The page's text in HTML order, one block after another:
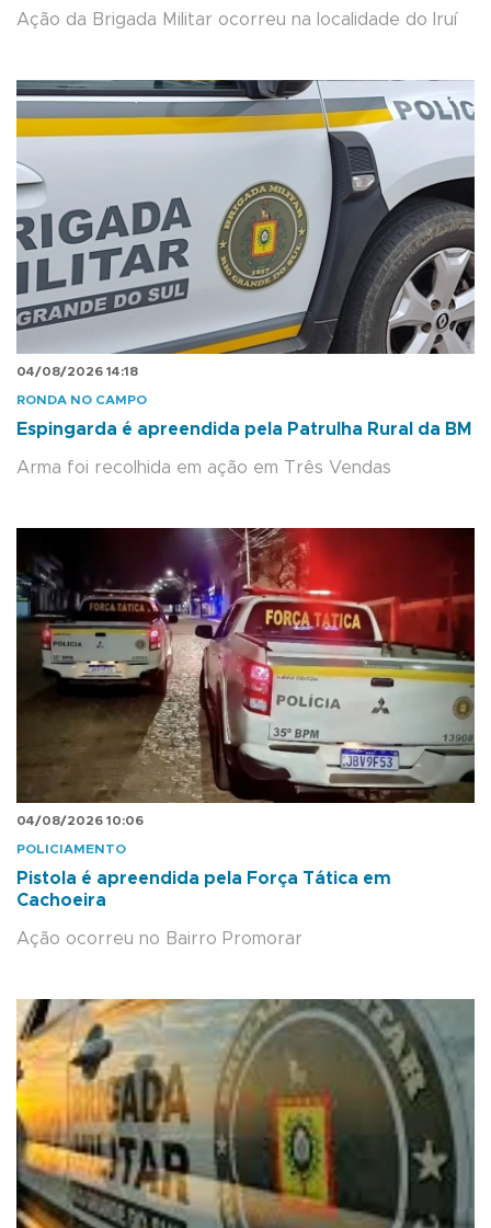
Ação da Brigada Militar ocorreu na localidade do Iruí
04/08/2026 14:18
RONDA NO CAMPO
Espingarda é apreendida pela Patrulha Rural da BM
Arma foi recolhida em ação em Três Vendas
04/08/2026 10:06
POLICIAMENTO
Pistola é apreendida pela Força Tática em
Cachoeira
Ação ocorreu no Bairro Promorar